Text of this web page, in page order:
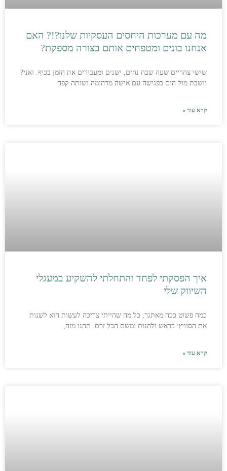
מה עם מערכות היחסים העסקיות שלנו?!? האם
אנחנו בונים ומטפחים אותם בצורה מספקת?
שישי צהריים שעה שבה נחים, ישנים ומעבירים את הזמן בכיף. ואני?
יושבת מול הים בפגישה עם אישה מדהימה ושותה קפה
קרא עוד »
איך הפסקתי לפחד והתחלתי להשקיע במעגלי
השיווק שלי
כמה פשוט ככה מאתגר, כל מה שהייתי צריכה לעשות הוא לשנות
את הסוויץ׳ בראש ולהנות ומשם הכל זרם. תהנו מזה,
קרא עוד »